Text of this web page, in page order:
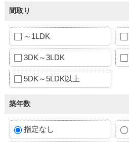
間取り
～1LDK
3DK～3LDK
5DK～5LDK以上
築年数
指定なし